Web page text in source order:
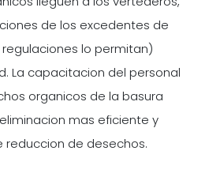
de los excedentes de
lo permitan)
La capacitacion del personal
organicos de la basura
mas eficiente y
reduccion de desechos.